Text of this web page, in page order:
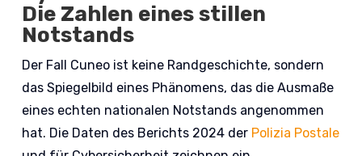
Die Zahlen eines stillen
Notstands
Der Fall Cuneo ist keine Randgeschichte, sondern
das Spiegelbild eines Phänomens, das die Ausmaße
eines echten nationalen Notstands angenommen
hat. Die Daten des Berichts 2024 der Polizia Postale